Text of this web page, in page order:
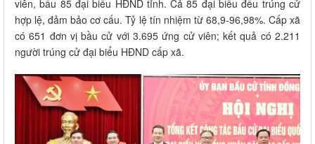
viên, bầu 85 đại biểu HĐND tỉnh. Cả 85 đại biểu đều trúng cử
hợp lệ, đảm bảo cơ cấu. Tỷ lệ tín nhiệm từ 68,9-96,98%. Cấp xã
có 651 đơn vị bầu cử với 3.695 ứng cử viên; kết quả có 2.211
người trúng cử đại biểu HĐND cấp xã.